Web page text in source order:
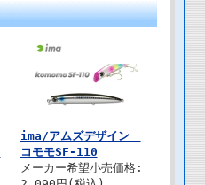
ima/アムズデザイン
コモモSF-110
メーカー希望小売価格: